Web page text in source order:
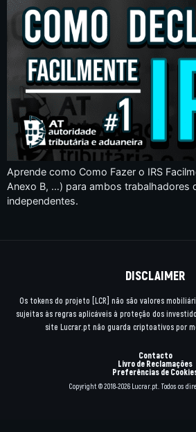
Aprende como Como Fazer o IRS
Anexo B, …) para ambos trabalhadores
independentes.
DISCLAIMER
Os tokens do projeto [LCR] não são valores
sujeitas às regras aplicáveis à proteção dos
site Lucrar.pt não guarda criptoativos por
Contacto
Livro de Reclamações
Preferências de
Copyright © 2018-2026 Lucrar.pt. Todos os